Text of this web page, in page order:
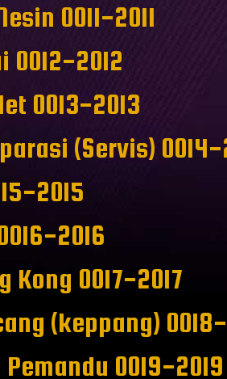
0011-2011
0012-2012
0013-2013
(Servis) 0014-
2015
2016
Kong 0017-2017
(keppang)
0019-2019